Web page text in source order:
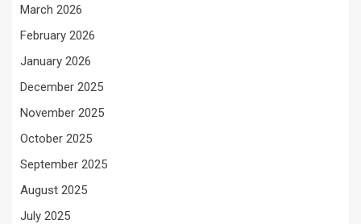
March 2026
February 2026
January 2026
December 2025
November 2025
October 2025
September 2025
August 2025
July 2025